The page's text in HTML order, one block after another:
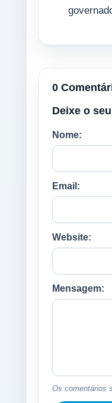
0
Deixe o
Nome:
Email:
Website:
Mensagem:
Os comentários